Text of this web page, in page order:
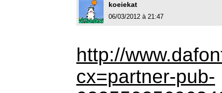
koeiekat
06/03/2012 à 21:47
http://
cx=partner-pub-